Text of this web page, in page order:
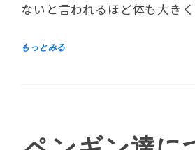
ないと言われるほど体も大き